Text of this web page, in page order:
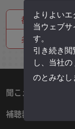
都道府県から
条件から探す
聞こえの悩みの解決
補聴器のはじめ方
よりよいエ
当ウェブサ
す。
引き続き
し、当社の
のとみなし